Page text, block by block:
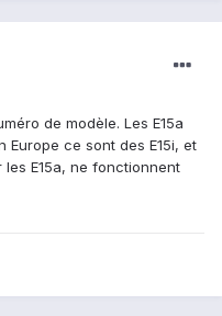
de modèle. Les E15a
Europe ce sont des E15i, et
E15a, ne fonctionnent